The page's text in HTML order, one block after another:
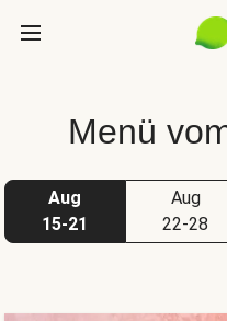
Menü
Aug
15-21
Aug
22-28